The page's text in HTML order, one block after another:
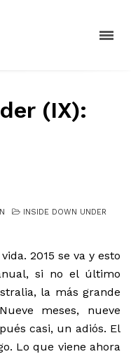
(IX):
INSIDE DOWN UNDER
2015 se va y esto
si no el último
la más grande
meses, nueve
casi, un adiós. El
Lo que viene ahora